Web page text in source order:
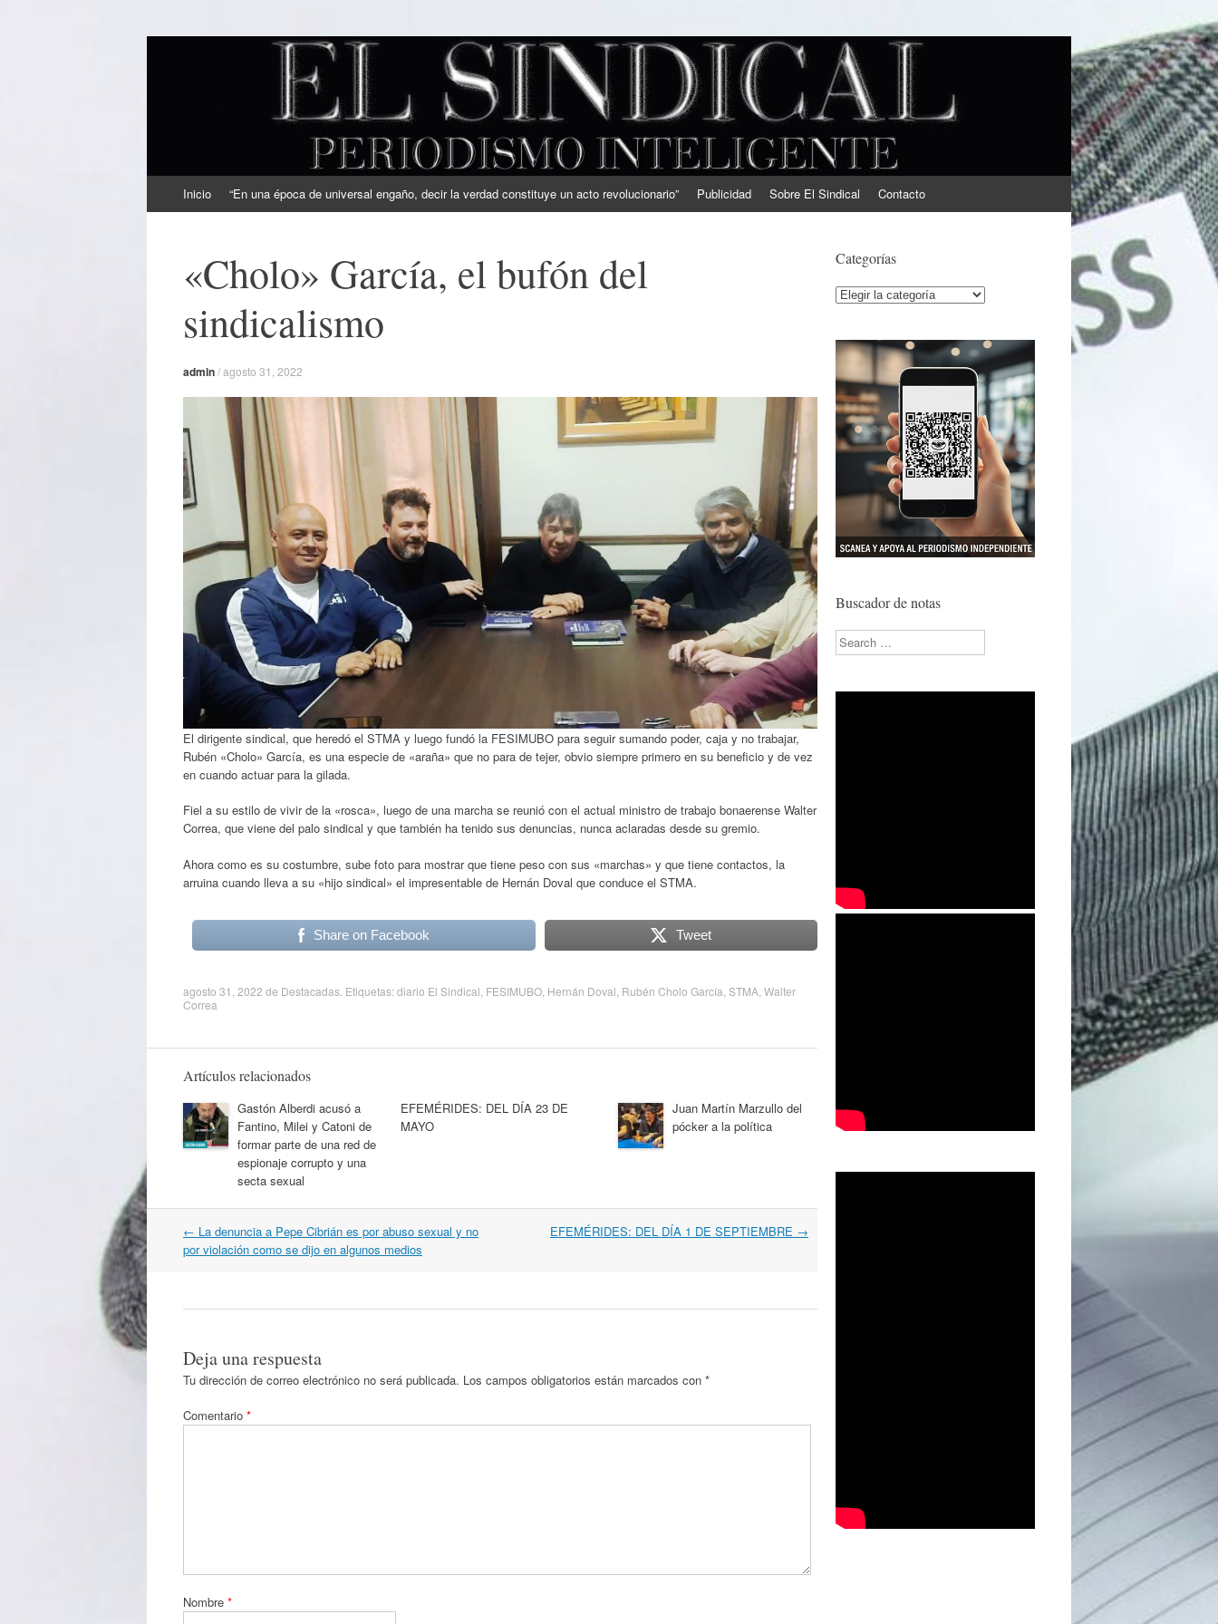
EL SINDICAL
Periodismo Inteligente
al
Inicio “En una época de universal engaño, decir la verdad constituye un acto revolucionario” Publicidad Sobre El Sindical Contacto
«Cholo» García, el bufón del
sindicalismo
admin/agosto 31, 2022
El dirigente sindical, que heredó el STMA y luego fundó la FESIMUBO para seguir sumando poder, caja y no trabajar,
Rubén «Cholo» García, es una especie de «araña» que no para de tejer, obvio siempre primero en su beneficio y de vez
en cuando actuar para la gilada.
Fiel a su estilo de vivir de la «rosca», luego de una marcha se reunió con el actual ministro de trabajo bonaerense Walter
Correa, que viene del palo sindical y que también ha tenido sus denuncias, nunca aclaradas desde su gremio.
Ahora como es su costumbre, sube foto para mostrar que tiene peso con sus «marchas» y que tiene contactos, la
arruina cuando lleva a su «hijo sindical» el impresentable de Hernán Doval que conduce el STMA.
Share on Facebook Tweet
agosto 31, 2022 de Destacadas . Etiquetas:diario El Sindical FESIMUBO Hernán Doval Rubén Cholo García STMA Walter
Correa
Artículos relacionados
Gastón Alberdi acusó a
Fantino, Milei y Catoni de
formar parte de una red de
espionaje corrupto y una
secta sexual
EFEMÉRIDES: DEL DÍA 23 DE
MAYO
Juan Martín Marzullo del
pócker a la política
Navegación
por
← La denuncia a Pepe Cibrián es por abuso sexual y no
por violación como se dijo en algunos medios
EFEMÉRIDES: DEL DÍA 1 DE SEPTIEMBRE →
Deja una respuesta
Tu dirección de correo electrónico no será publicada. Los campos obligatorios están marcados con *
Comentario *
Nombre *
Categorías
Categorías
Buscador de notas
Search